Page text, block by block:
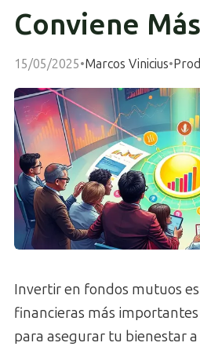
Conviene
15/05/2025•Marcos Vinicius•
Invertir en fondos mutuos
financieras más
para asegurar tu bienestar